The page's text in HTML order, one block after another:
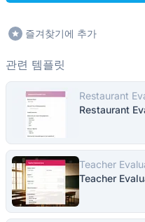
즐겨찾기에 추가
관련 템플릿
Restaurant
Restaurant
Teacher
Teacher